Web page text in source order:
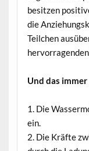
besitzen
die
Teilchen
Und das
1. Die
ein.
2. Die Kräfte